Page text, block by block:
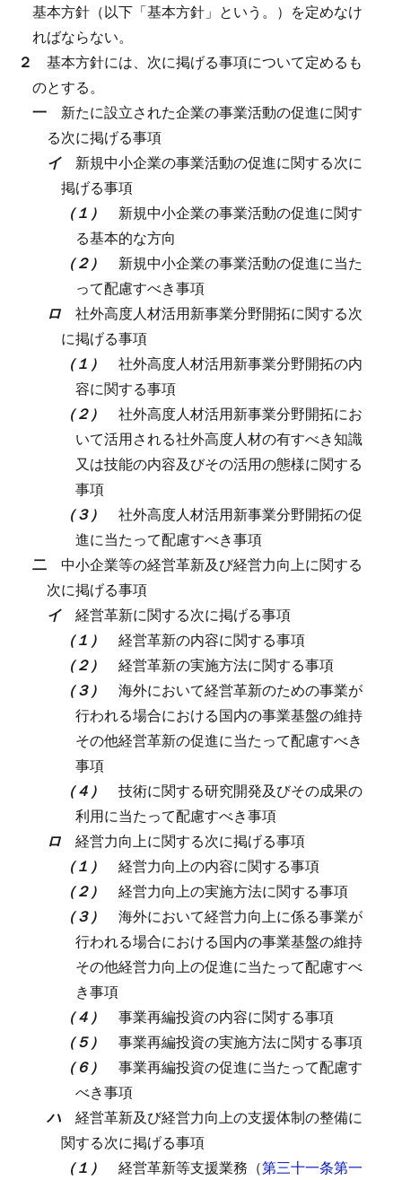
基本方針（以下「基本方針」という。）を定めなけ
ればならない。
２ 基本方針には、次に掲げる事項について定めるも
のとする。
一 新たに設立された企業の事業活動の促進に関す
る次に掲げる事項
イ 新規中小企業の事業活動の促進に関する次に
掲げる事項
（１） 新規中小企業の事業活動の促進に関す
る基本的な方向
（２） 新規中小企業の事業活動の促進に当た
って配慮すべき事項
ロ 社外高度人材活用新事業分野開拓に関する次
に掲げる事項
（１） 社外高度人材活用新事業分野開拓の内
容に関する事項
（２） 社外高度人材活用新事業分野開拓にお
いて活用される社外高度人材の有すべき知識
又は技能の内容及びその活用の態様に関する
事項
（３） 社外高度人材活用新事業分野開拓の促
進に当たって配慮すべき事項
二 中小企業等の経営革新及び経営力向上に関する
次に掲げる事項
イ 経営革新に関する次に掲げる事項
（１） 経営革新の内容に関する事項
（２） 経営革新の実施方法に関する事項
（３） 海外において経営革新のための事業が
行われる場合における国内の事業基盤の維持
その他経営革新の促進に当たって配慮すべき
事項
（４） 技術に関する研究開発及びその成果の
利用に当たって配慮すべき事項
ロ 経営力向上に関する次に掲げる事項
（１） 経営力向上の内容に関する事項
（２） 経営力向上の実施方法に関する事項
（３） 海外において経営力向上に係る事業が
行われる場合における国内の事業基盤の維持
その他経営力向上の促進に当たって配慮すべ
き事項
（４） 事業再編投資の内容に関する事項
（５） 事業再編投資の実施方法に関する事項
（６） 事業再編投資の促進に当たって配慮す
べき事項
ハ 経営革新及び経営力向上の支援体制の整備に
関する次に掲げる事項
（１） 経営革新等支援業務（第三十一条第一